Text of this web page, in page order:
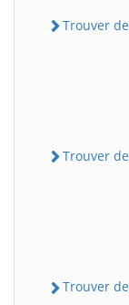
Trouver
Trouver
Trouver